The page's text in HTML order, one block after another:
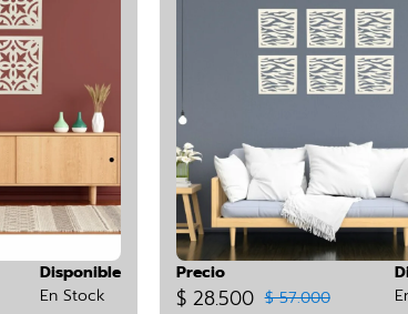
Disponible
En Stock
Precio
$ 28.500 $ 57.000